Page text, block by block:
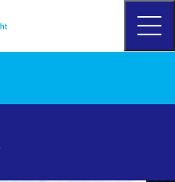
ハ
ン
ー